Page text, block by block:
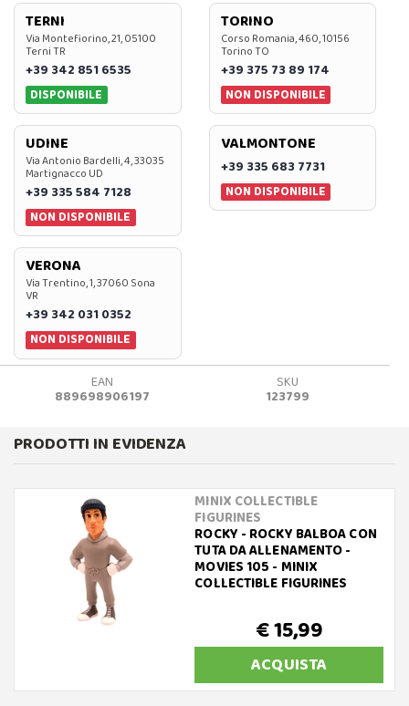
TERNI
Via Montefiorino, 21, 05100
Terni TR
+39 342 851 6535
DISPONIBILE
TORINO
Corso Romania, 460, 10156
Torino TO
+39 375 73 89 174
NON DISPONIBILE
UDINE
Via Antonio Bardelli, 4, 33035
Martignacco UD
+39 335 584 7128
NON DISPONIBILE
VALMONTONE
+39 335 683 7731
NON DISPONIBILE
VERONA
Via Trentino, 1, 37060 Sona
VR
+39 342 031 0352
NON DISPONIBILE
EAN
889698906197
SKU
123799
PRODOTTI IN EVIDENZA
MINIX COLLECTIBLE
FIGURINES
ROCKY - ROCKY BALBOA CON
TUTA DA ALLENAMENTO -
MOVIES 105 - MINIX
COLLECTIBLE FIGURINES
€ 15,99
ACQUISTA